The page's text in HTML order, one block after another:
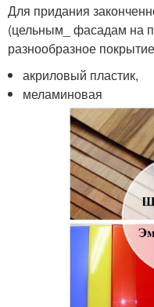
Для придания
(цельным_ фасадам на
разнообразное
акриловый пластик,
меламиновая